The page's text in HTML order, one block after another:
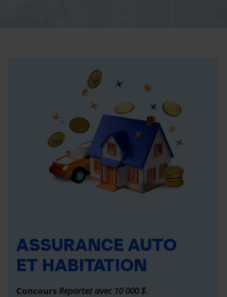
ASSURANCE AUTO
ET HABITATION
Concours Repartez avec 10 000 $.